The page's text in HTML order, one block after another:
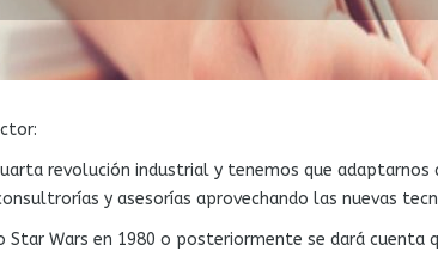
revolución industrial y tenemos que
y asesorías aprovechando las nuevas
Star Wars en 1980 o posteriormente se dará cuenta